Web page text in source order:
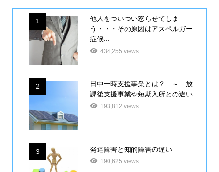
1
他人をついつい怒らせてしま
う・・・その原因はアスペルガー
症候...
434,255 views
2
日中一時支援事業とは？ ～ 放
課後支援事業や短期入所との違い...
193,812 views
3 発達障害と知的障害の違い
190,625 views